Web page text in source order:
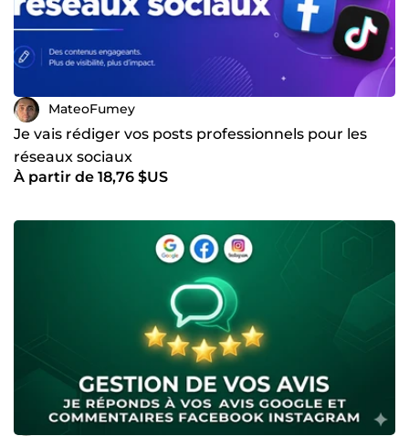
MateoFumey
Je vais rédiger vos posts professionnels pour les
réseaux sociaux
À partir de 18,76 $US